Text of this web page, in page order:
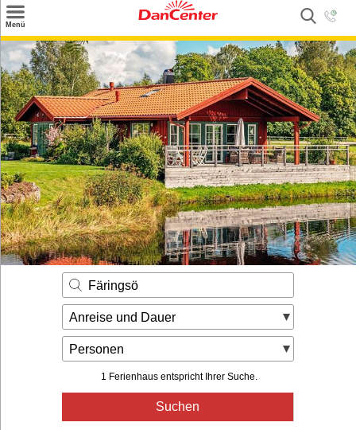
Menü
Suchen
Urlaubsziele
Weitere Urlaubsziele
Angebote
Inspiration
Kontakt
Gut zu wissen
Login
Färingsö
Anreise und Dauer
Personen
1 Ferienhaus entspricht Ihrer Suche.
Suchen